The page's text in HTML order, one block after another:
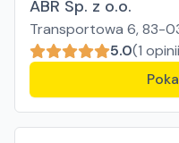
ABR Sp. z o.o.
Transportowa 6, 83-
5.0(1